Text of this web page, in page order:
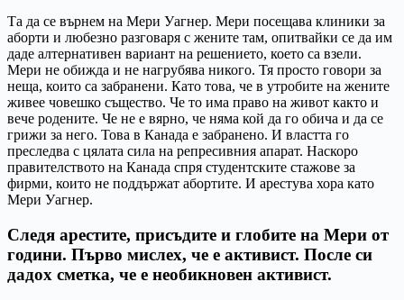
Та да се върнем на Мери Уагнер. Мери посещава клиники за
аборти и любезно разговаря с жените там, опитвайки се да им
даде алтернативен вариант на решението, което са взели.
Мери не обижда и не нагрубява никого. Тя просто говори за
неща, които са забранени. Като това, че в утробите на жените
живее човешко същество. Че то има право на живот както и
вече родените. Че не е вярно, че няма кой да го обича и да се
грижи за него. Това в Канада е забранено. И властта го
преследва с цялата сила на репресивния апарат. Наскоро
правителството на Канада спря студентските стажове за
фирми, които не поддържат абортите. И арестува хора като
Мери Уагнер.
Следя арестите, присъдите и глобите на Мери от
години. Първо мислех, че е активист. После си
дадох сметка, че е необикновен активист.